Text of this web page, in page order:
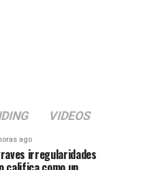
VIDEOS
ago
irregularidades